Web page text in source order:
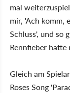
mal
mir, 'Ach komm,
Schluss', und so
Rennfieber
Gleich am
Roses Song